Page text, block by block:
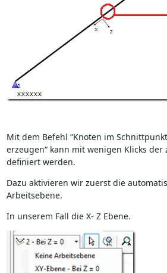
Mit dem Befehl “Knoten im
erzeugen“ kann mit wenigen Klicks der
definiert werden.
Dazu aktivieren wir zuerst die
Arbeitsebene.
In unserem Fall die X- Z Ebene.